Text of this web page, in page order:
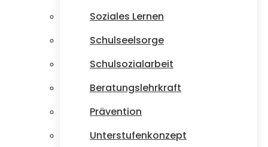
Soziales Lernen
Schulseelsorge
Schulsozialarbeit
Beratungslehrkraft
Prävention
Unterstufenkonzept